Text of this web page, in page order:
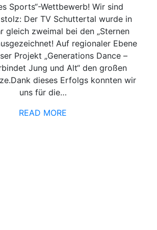
Sports“-Wettbewerb! Wir sind
Der TV Schuttertal wurde in
gleich zweimal bei den „Sternen
Auf regionaler Ebene
Projekt „Generations Dance –
Jung und Alt“ den großen
dieses Erfolgs konnten wir
uns für die…
READ MORE